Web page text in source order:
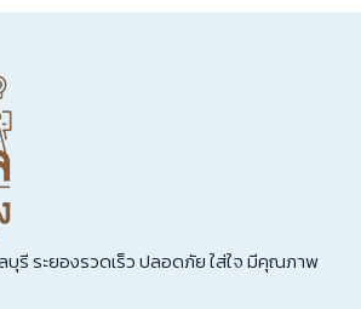
บุรี ระยองรวดเร็ว ปลอดภัย ใส่ใจ มีคุณภาพ